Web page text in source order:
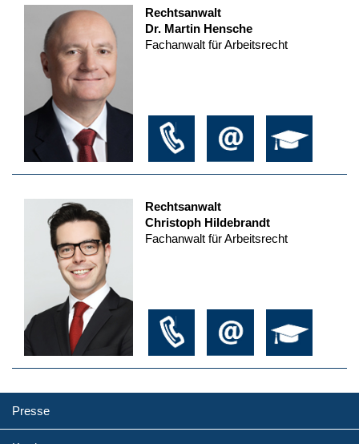
Rechtsanwalt
Dr. Martin Hensche
Fachanwalt für Arbeitsrecht
Rechtsanwalt
Christoph Hildebrandt
Fachanwalt für Arbeitsrecht
Presse